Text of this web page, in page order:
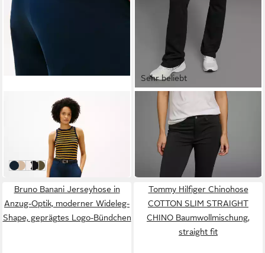
TOMMY HILFIGER
Chinohose COTTON BARREL
PLEATED CHINO
Baumwollmix, Mid Rise,
ab 73,97 € UVP129,90 €
Dark Night Navy
Beige
Th Optic White
Black
Utility Olive
Sehr beliebt
LAURA SCOTT
Bootcuthose aus Jersey-
Qualität
ab 48,99 € UVP59,99 €
-18%
Bruno Banani Jerseyhose in
Anzug-Optik, moderner Wideleg-
Shape, geprägtes Logo-Bündchen
Tommy Hilfiger Chinohose
COTTON SLIM STRAIGHT
CHINO Baumwollmischung,
straight fit